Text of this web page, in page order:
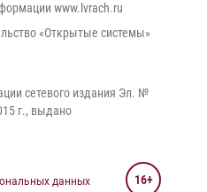
www.lvrach.ru
«Открытые системы»
сетевого издания Эл. №
г., выдано
данных 16+